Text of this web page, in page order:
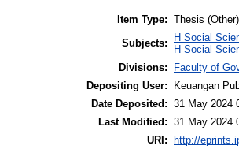
Item Type: Thesis (Other)
Subjects:
H Social
H Social
Divisions:
Faculty of
Depositing User:
Keuangan
Date Deposited: 31 May 2024
Last Modified: 31 May 2024
URI:
http://